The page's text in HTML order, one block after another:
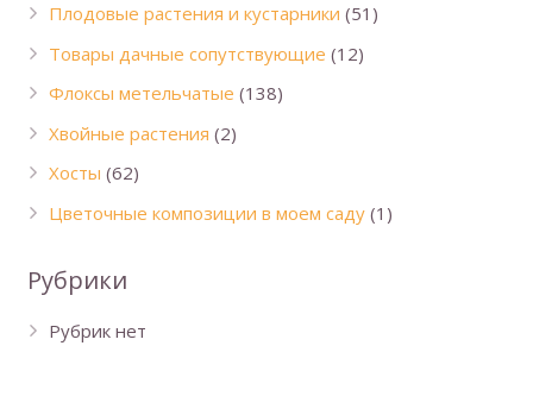
Плодовые растения и кустарники (51)
Товары дачные сопутствующие (12)
Флоксы метельчатые (138)
Хвойные растения (2)
Хосты (62)
Цветочные композиции в моем саду (1)
Рубрики
Рубрик нет